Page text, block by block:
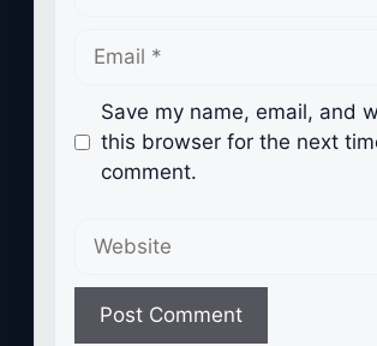
Email
Save my name, email, and
this browser for the next
comment.